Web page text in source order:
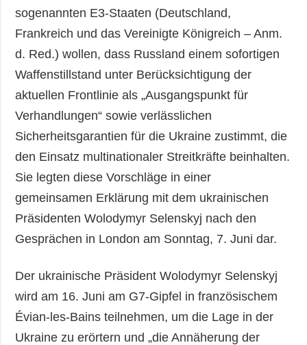
sogenannten E3-Staaten (Deutschland,
Frankreich und das Vereinigte Königreich – Anm.
d. Red.) wollen, dass Russland einem sofortigen
Waffenstillstand unter Berücksichtigung der
aktuellen Frontlinie als „Ausgangspunkt für
Verhandlungen“ sowie verlässlichen
Sicherheitsgarantien für die Ukraine zustimmt, die
den Einsatz multinationaler Streitkräfte beinhalten.
Sie legten diese Vorschläge in einer
gemeinsamen Erklärung mit dem ukrainischen
Präsidenten Wolodymyr Selenskyj nach den
Gesprächen in London am Sonntag, 7. Juni dar.
Der ukrainische Präsident Wolodymyr Selenskyj
wird am 16. Juni am G7-Gipfel in französischem
Évian-les-Bains teilnehmen, um die Lage in der
Ukraine zu erörtern und „die Annäherung der